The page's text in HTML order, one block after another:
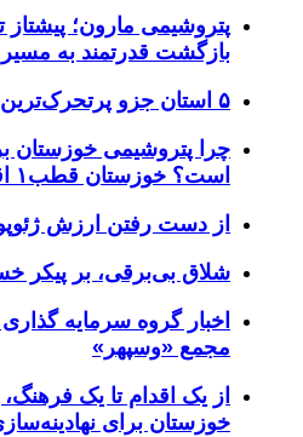
پتروشیمی مارون؛ پیشتاز
بازگشت قدرتمند به مسیر
۵ استان جزو پرتحرک‌ترین اقتصاد‌های کشور
چرا پتروشیمی خوزستان
است؟ خوزستان قطب۱ اقتصاد
از دست رفتن ارزش
شلاق‌ بی‌برقی، بر پیکر
مجمع «وسپهر»
از یک اقدام تا یک فرهنگ،
خوزستان برای